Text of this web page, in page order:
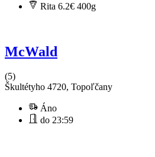
Rita 6.2€ 400g
McWald
(5)
Škultétyho 4720, Topoľčany
Áno
do 23:59